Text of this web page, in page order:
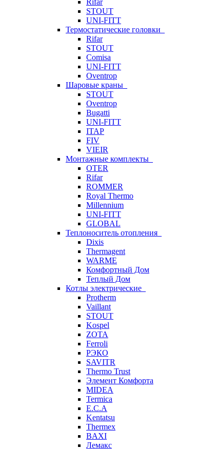
Rifar
STOUT
UNI-FITT
Термостатические головки
Rifar
STOUT
Comisa
UNI-FITT
Oventrop
Шаровые краны
STOUT
Oventrop
Bugatti
UNI-FITT
ITAP
FIV
VIEIR
Монтажные комплекты
OTER
Rifar
ROMMER
Royal Thermo
Millennium
UNI-FITT
GLOBAL
Теплоноситель отопления
Dixis
Thermagent
WARME
Комфортный Дом
Теплый Дом
Котлы электрические
Protherm
Vaillant
STOUT
Kospel
ZOTA
Ferroli
РЭКО
SAVITR
Thermo Trust
Элемент Комфорта
MIDEA
Termica
E.C.A
Kentatsu
Thermex
BAXI
Лемакс